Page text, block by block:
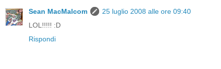
Sean MacMalcom
25 luglio 2008 alle ore 09:40
LOL!!!!! :D
Rispondi